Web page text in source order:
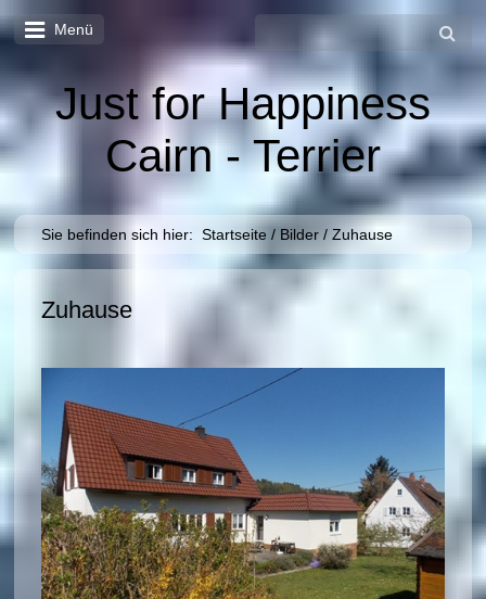
Menü
Just for Happiness
Cairn - Terrier
Sie befinden sich hier:Startseite / Bilder / Zuhause
Zuhause